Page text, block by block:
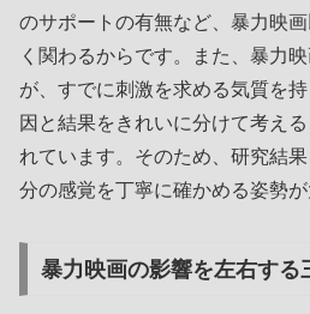
のサポートの有無など、暴力映
く関わるからです。また、暴力
が、すでに刺激を求める気質を
因と結果をきれいに分けて考え
れています。そのため、研究結
分の感覚を丁寧に確かめる姿勢が
暴力映画の影響を左右する